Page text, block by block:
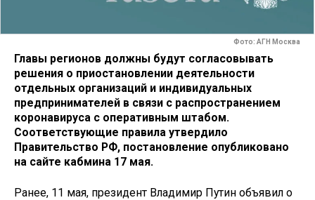
Фото: АГН Москва
Главы регионов должны будут согласовывать
решения о приостановлении деятельности
отдельных организаций и индивидуальных
предпринимателей в связи с распространением
коронавируса с оперативным штабом.
Соответствующие правила утвердило
Правительство РФ, постановление опубликовано
на сайте кабмина 17 мая.
Ранее, 11 мая, президент Владимир Путин объявил о